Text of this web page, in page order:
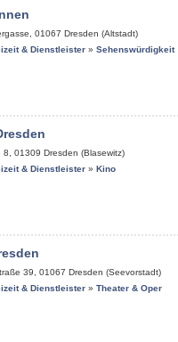
01067 Dresden (Altstadt)
& Dienstleister » Sehenswürdigkeit
8 01309 Dresden (Blasewitz)
& Dienstleister » Kino
39 01067 Dresden (Seevorstadt)
& Dienstleister » Theater & Oper